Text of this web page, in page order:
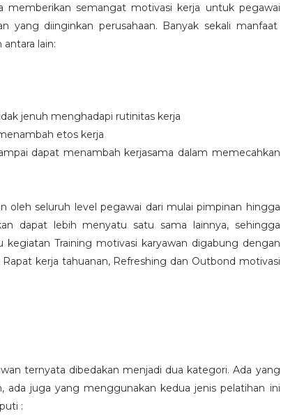
memberikan semangat motivasi kerja untuk pegawai
yang diinginkan perusahaan. Banyak sekali manfaat
lain:
jenuh menghadapi rutinitas kerja
etos kerja
dapat menambah kerjasama dalam memecahkan
oleh seluruh level pegawai dari mulai pimpinan hingga
dapat lebih menyatu satu sama lainnya, sehingga
Training motivasi karyawan digabung dengan
kerja tahuanan, Refreshing dan Outbond motivasi
ternyata dibedakan menjadi dua kategori. Ada yang
ada juga yang menggunakan kedua jenis pelatihan ini
: